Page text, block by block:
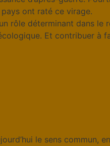
ont raté ce virage.
rôle déterminant dans le
Et contribuer à
le sens commun,